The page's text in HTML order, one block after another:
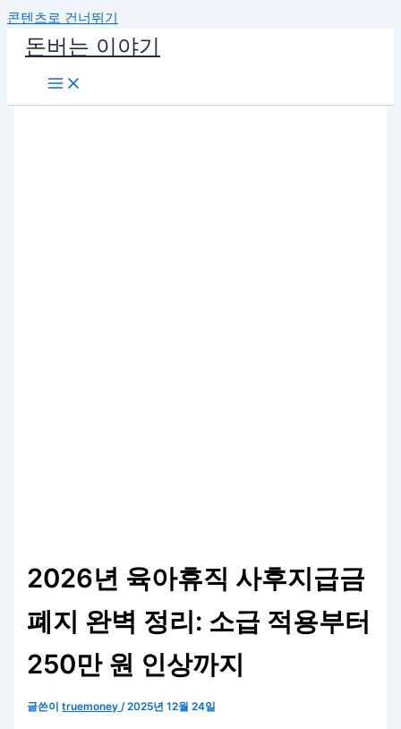
콘텐츠로 건너뛰기
돈버는 이야기
2026년 육아휴직 사후지급금
폐지 완벽 정리: 소급 적용부터
250만 원 인상까지
글쓴이truemoney/2025년 12월 24일